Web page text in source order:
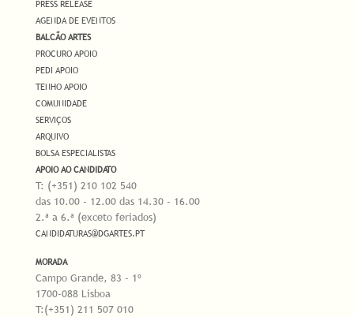
PRESS RELEASE
AGENDA DE EVENTOS
BALCÃO ARTES
PROCURO APOIO
PEDI APOIO
TENHO APOIO
COMUNIDADE
SERVIÇOS
ARQUIVO
BOLSA ESPECIALISTAS
APOIO AO CANDIDATO
T: (+351) 210 102 540
das 10.00 - 12.00 das 14.30 - 16.00
2.ª a 6.ª (exceto feriados)
CANDIDATURAS@DGARTES.PT
MORADA
Campo Grande, 83 - 1º
1700-088 Lisboa
T:(+351) 211 507 010